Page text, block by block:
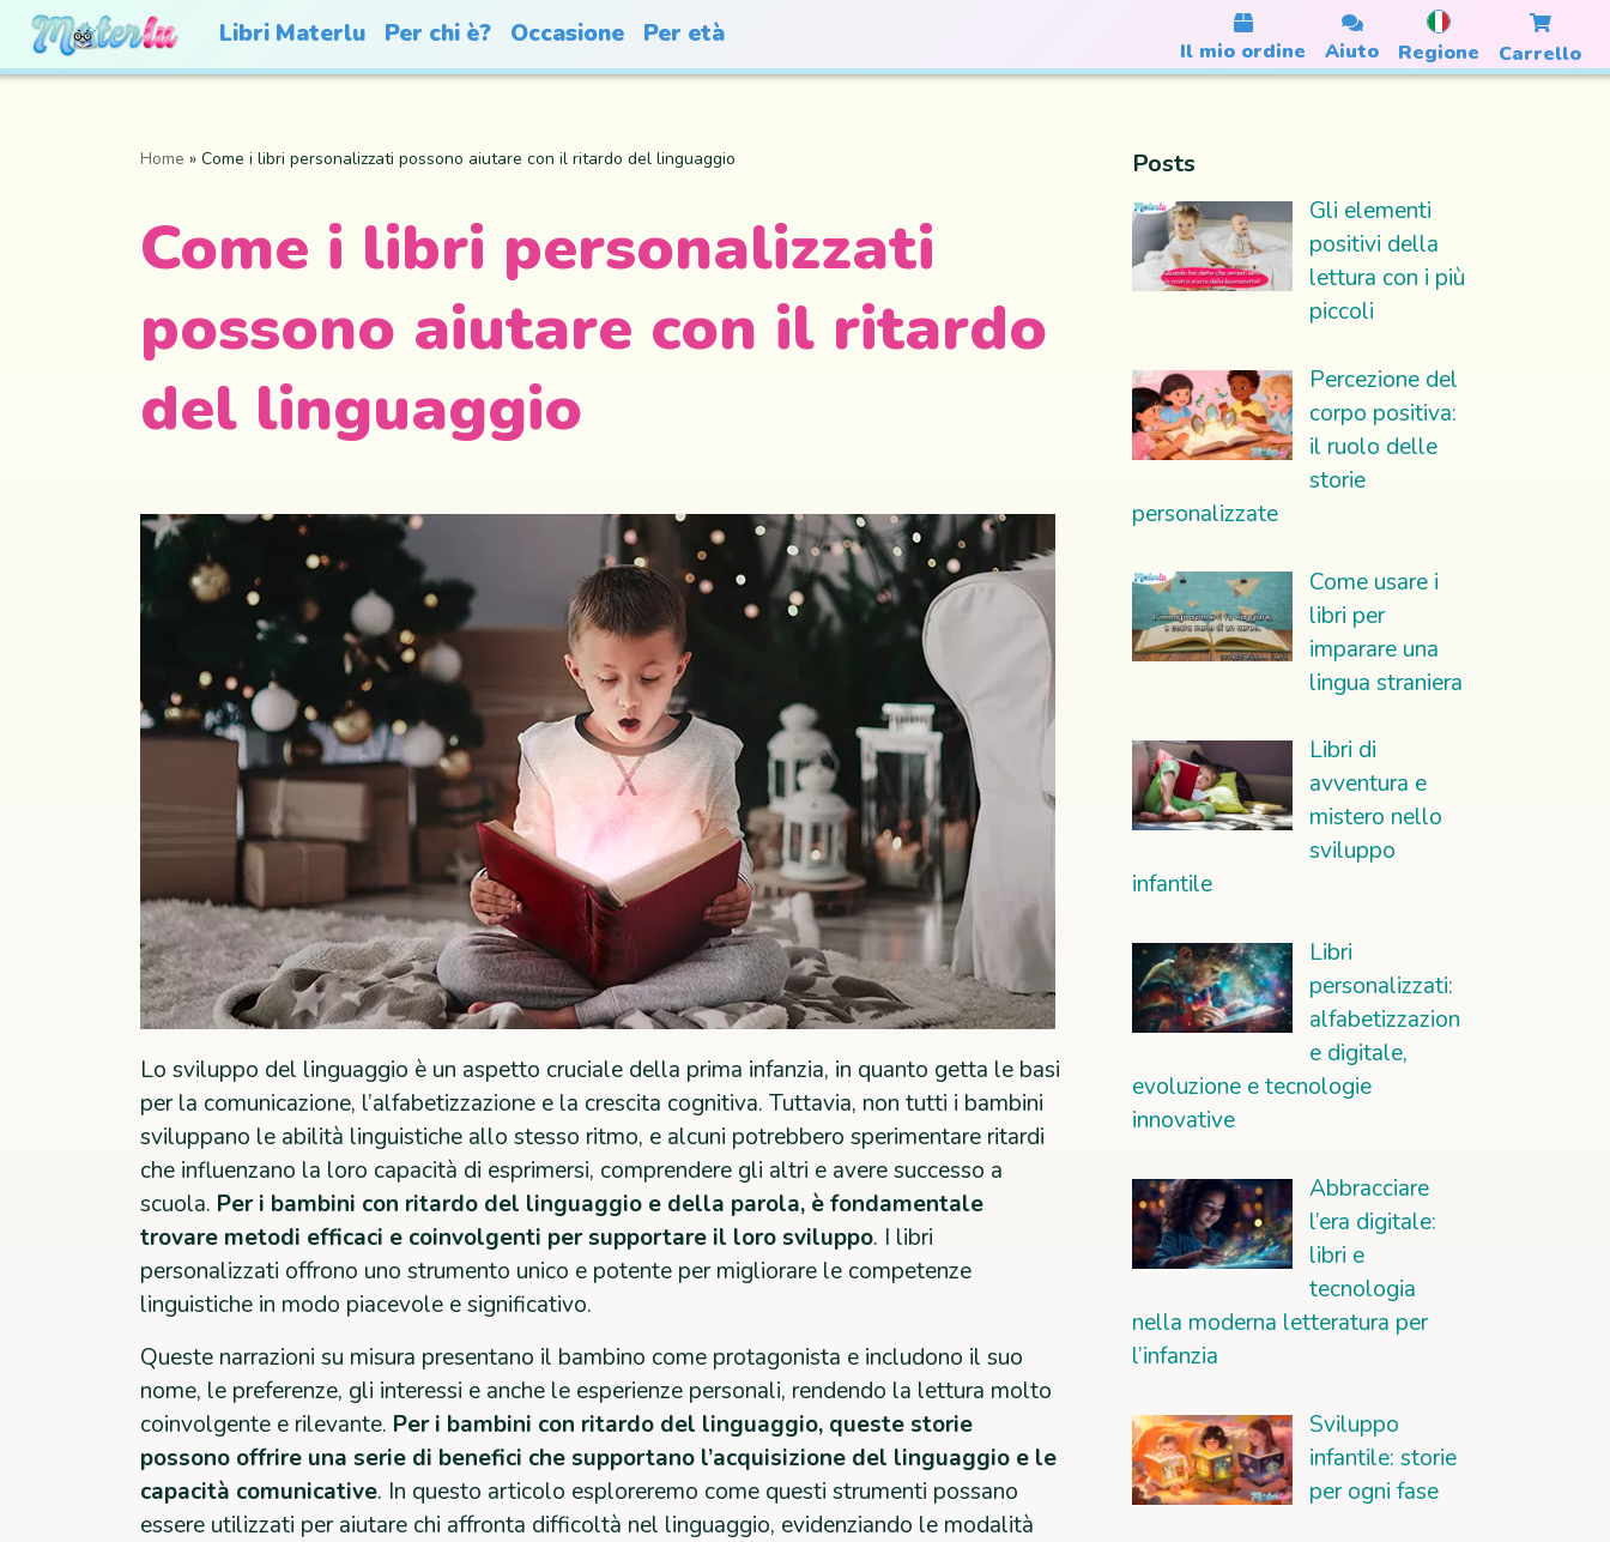
Libri Materlu Per chi è? Occasione Per età
Il mio ordine Aiuto Regione Carrello
Home » Come i libri personalizzati possono aiutare con il ritardo del linguaggio
Come i libri personalizzati
possono aiutare con il ritardo
del linguaggio
Lo sviluppo del linguaggio è un aspetto cruciale della prima infanzia, in quanto getta le basi
per la comunicazione, l’alfabetizzazione e la crescita cognitiva. Tuttavia, non tutti i bambini
sviluppano le abilità linguistiche allo stesso ritmo, e alcuni potrebbero sperimentare ritardi
che influenzano la loro capacità di esprimersi, comprendere gli altri e avere successo a
scuola. Per i bambini con ritardo del linguaggio e della parola, è fondamentale
trovare metodi efficaci e coinvolgenti per supportare il loro sviluppo. I libri
personalizzati offrono uno strumento unico e potente per migliorare le competenze
linguistiche in modo piacevole e significativo.
Queste narrazioni su misura presentano il bambino come protagonista e includono il suo
nome, le preferenze, gli interessi e anche le esperienze personali, rendendo la lettura molto
coinvolgente e rilevante. Per i bambini con ritardo del linguaggio, queste storie
possono offrire una serie di benefici che supportano l’acquisizione del linguaggio e le
capacità comunicative. In questo articolo esploreremo come questi strumenti possano
essere utilizzati per aiutare chi affronta difficoltà nel linguaggio, evidenziando le modalità
Posts
Gli elementi
positivi della
lettura con i più
piccoli
Percezione del
corpo positiva:
il ruolo delle
storie
personalizzate
Come usare i
libri per
imparare una
lingua straniera
Libri di
avventura e
mistero nello
sviluppo
infantile
Libri
personalizzati:
alfabetizzazion
e digitale,
evoluzione e tecnologie
innovative
Abbracciare
l’era digitale:
libri e
tecnologia
nella moderna letteratura per
l’infanzia
Sviluppo
infantile: storie
per ogni fase